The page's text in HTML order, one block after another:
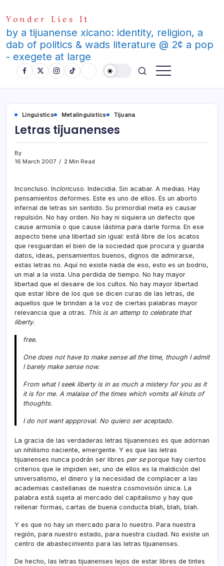
to
content
Yonder Lies It
by a tijuanense xicano: identity, religion, a
dab of politics & wads literature @ 2¢ a pop
- exegete at large
Linguistics Metalinguistics Tijuana
Letras tijuanenses
By
16 March 2007
2 Min Read
Inconcluso. Incloncuso. Indecidia. Sin acabar. A medias. Hay
pensamientos deformes. Este es uno de ellos. Es un aborto
infernal de letras sin sentido. Su primordial meta es causar
repulsión. No hay orden. No hay ni siquiera un defecto que
cause armoní­a o que cause lástima para darle forma. En ese
aspecto tiene una libertad sin igual: está libre de los acatos
que resguardan el bien de la sociedad que procura y guarda
datos, ideas, pensamientos buenos, dignos de admirarse,
estas letras no. Aquí­ no existe nada de eso, esto es un bodrio,
un mal a la vista. Una perdida de tiempo. No hay mayor
libertad que el desaire de los cultos. No hay mayor libertad
que estar libre de los que se dicen curas de las letras, de
aquellos que le brindan a la voz de ciertas palabras mayor
relevancia que a otras. This is an attemp to celebrate that
liberty.
free.
One does not have to make sense all the time, though I admit
I barely make sense now.
From what I seek liberty is in as much a mistery for you as it
it is for me. A malaise of the times which vomits all kinds of
thoughts.
I do not want appproval. No quiero ser aceptado.
La gracia de las verdaderas letras tijuanenses es que adornan
un nihilismo naciente, emergente. Y es que las letras
tijuanenses nunca podrán ser libres per seporque hay ciertos
criterios que le impiden ser, uno de ellos es la maldición del
universalismo, el dinero y la necesidad de complacer a las
academias castellanas de nuestra cosmovisión única. La
palabra está sujeta al mercado del capitalismo y hay que
rellenar formas, cartas de buena conducta blah, blah, blah.
Y es que no hay un mercado para lo nuestro. Para nuestra
región, para nuestro estado, para nuestra ciudad. No existe un
centro de abastecimiento para las letras tijuanenses.
De hecho, las letras tijuanenses lejos de estar libres de tintes